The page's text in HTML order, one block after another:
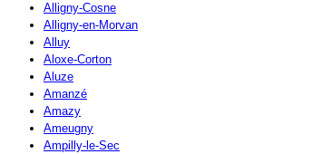
Alligny-Cosne
Alligny-en-Morvan
Alluy
Aloxe-Corton
Aluze
Amanzé
Amazy
Ameugny
Ampilly-le-Sec